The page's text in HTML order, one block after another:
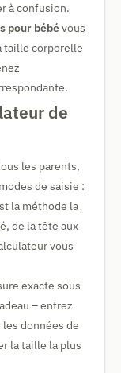
à confusion.
pour bébévous
taille corporelle
de
les parents,
de saisie :
la méthode la
de la tête aux
vous
exacte sous
– entrez
les données de
la taille la plus